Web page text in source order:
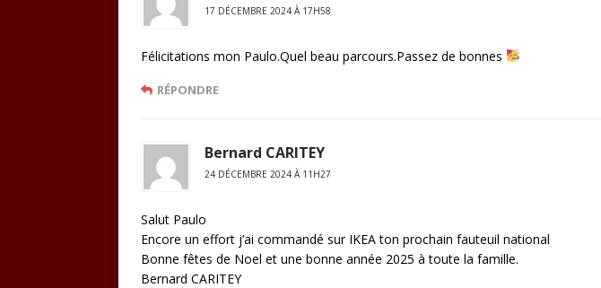
17 DÉCEMBRE 2024 À 17H58
Félicitations mon Paulo.Quel beau parcours.Passez de bonnes
RÉPONDRE
Bernard CARITEY
24 DÉCEMBRE 2024 À 11H27
Salut Paulo
Encore un effort j’ai commandé sur IKEA ton prochain fauteuil national
Bonne fêtes de Noel et une bonne année 2025 à toute la famille.
Bernard CARITEY